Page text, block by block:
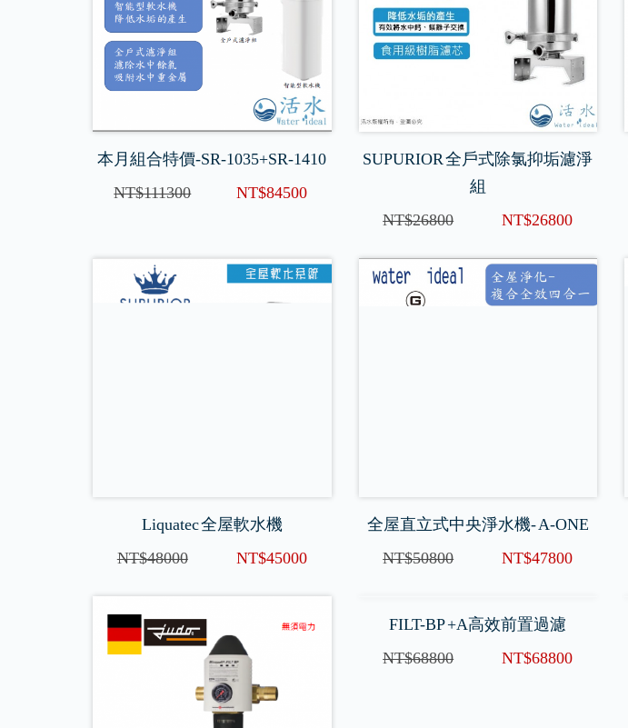
本月組合特價-SR-1035+SR-1410
NT$111300
NT$84500
SUPURIOR 全戶式除氯抑垢濾淨
組
NT$26800
NT$26800
Liquatec 全屋軟水機
NT$48000
NT$45000
全屋直立式中央淨水機- A-ONE
NT$50800
NT$47800